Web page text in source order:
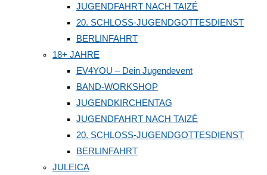
JUGENDFAHRT NACH TAIZÉ
20. SCHLOSS-JUGENDGOTTESDIENST
BERLINFAHRT
18+ JAHRE
EV4YOU – Dein Jugendevent
BAND-WORKSHOP
JUGENDKIRCHENTAG
JUGENDFAHRT NACH TAIZÉ
20. SCHLOSS-JUGENDGOTTESDIENST
BERLINFAHRT
JULEICA